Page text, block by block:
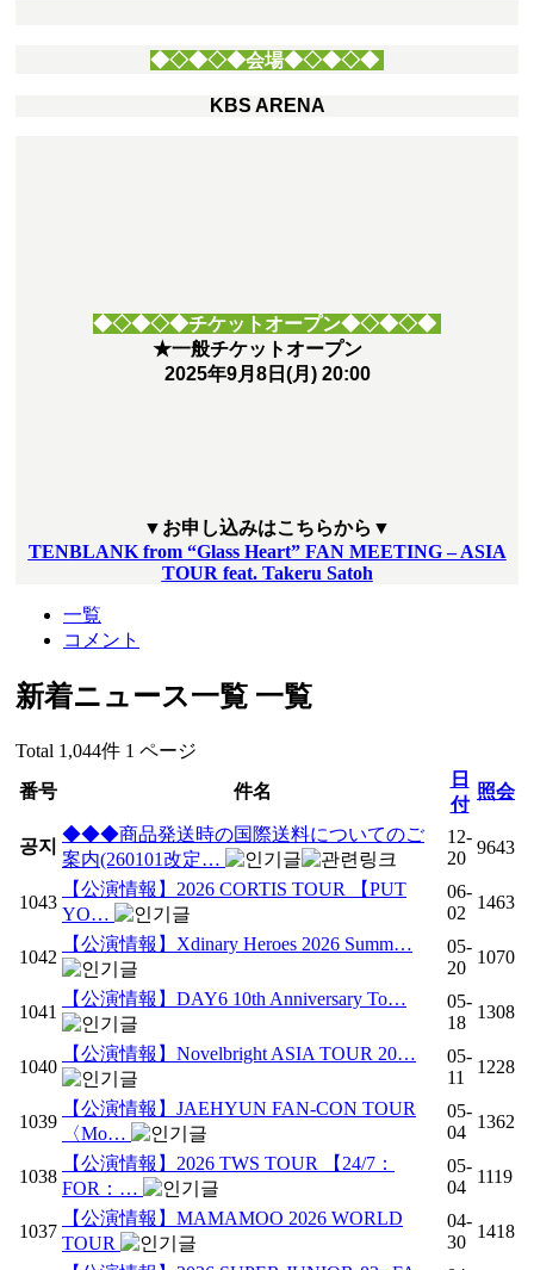
◆◇◆◇◆会場◆◇◆◇◆
KBS ARENA
◆◇◆◇◆チケットオープン◆◇◆◇◆
★一般チケットオープン
2025年9月8日(月) 20:00
▼お申し込みはこちらから▼
TENBLANK from “Glass Heart” FAN MEETING – ASIA
TOUR feat. Takeru Satoh
一覧
コメント
新着ニュース一覧 一覧
Total 1,044件 1 ページ
番号
件名
日
付
照会
공지
◆◆◆商品発送時の国際送料についてのご
案内(260101改定…
12-
20
9643
1043
【公演情報】2026 CORTIS TOUR 【PUT
YO…
06-
02
1463
1042
【公演情報】Xdinary Heroes 2026 Summ…
05-
20
1070
1041
【公演情報】DAY6 10th Anniversary To…
05-
18
1308
1040
【公演情報】Novelbright ASIA TOUR 20…
05-
11
1228
1039
【公演情報】JAEHYUN FAN-CON TOUR
〈Mo…
05-
04
1362
1038
【公演情報】2026 TWS TOUR 【24/7：
FOR：…
05-
04
1119
1037
【公演情報】MAMAMOO 2026 WORLD
TOUR
04-
30
1418